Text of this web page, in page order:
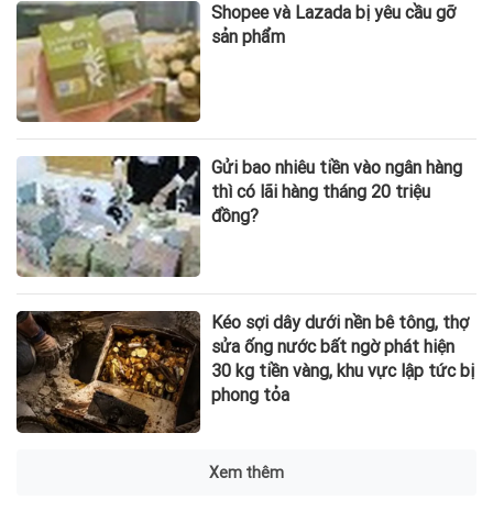
Shopee và Lazada bị yêu cầu gỡ
sản phẩm
Gửi bao nhiêu tiền vào ngân hàng
thì có lãi hàng tháng 20 triệu
đồng?
Kéo sợi dây dưới nền bê tông, thợ
sửa ống nước bất ngờ phát hiện
30 kg tiền vàng, khu vực lập tức bị
phong tỏa
Xem thêm